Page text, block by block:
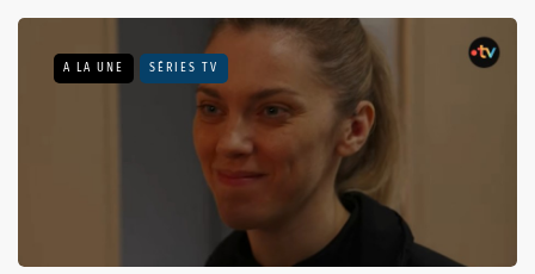
A LA UNE SÉRIES TV